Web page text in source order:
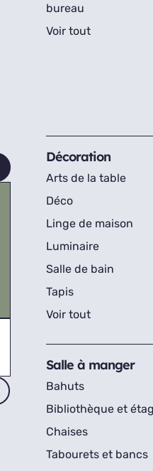
bureau
Voir tout
Décoration
Arts de la table
Déco
Linge de maison
Luminaire
Salle de bain
Tapis
Voir tout
Salle à manger
Bahuts
Bibliothèque et
Chaises
Tabourets et bancs